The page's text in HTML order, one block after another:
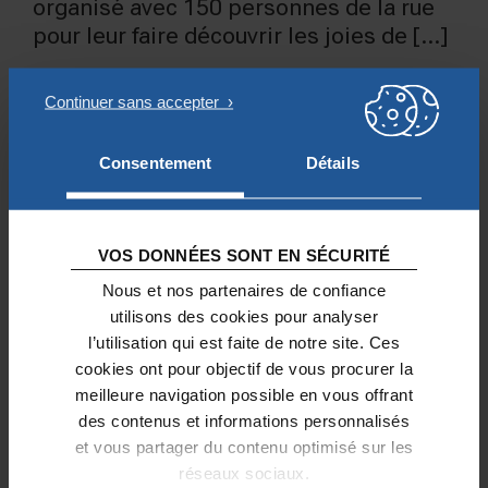
Consentement Détails
VOS DONNÉES SONT EN SÉCURITÉ
Nous et nos partenaires de confiance
utilisons des cookies pour analyser
l’utilisation qui est faite de notre site. Ces
cookies ont pour objectif de vous procurer la
meilleure navigation possible en vous offrant
des contenus et informations personnalisés
et vous partager du contenu optimisé sur les
réseaux sociaux.
organisé avec 150 personnes de la rue
pour leur faire découvrir les joies de […]
PRÉCARITÉ – EXCLUSION